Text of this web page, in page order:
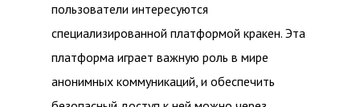
пользователи интересуются
специализированной платформой кракен. Эта
платформа играет важную роль в мире
анонимных коммуникаций, и обеспечить